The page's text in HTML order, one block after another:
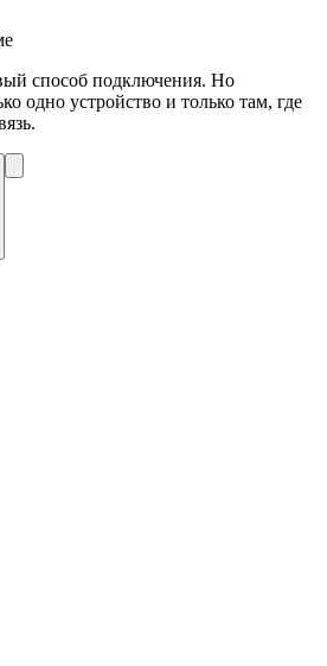
способ подключения. Но
одно устройство и только там, где